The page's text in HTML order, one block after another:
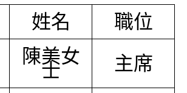
姓名
職位
陳美女
士 主席